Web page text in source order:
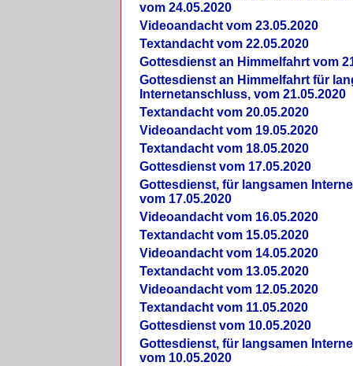
vom 24.05.2020
Videoandacht vom 23.05.2020
Textandacht vom 22.05.2020
Gottesdienst an Himmelfahrt vom
Gottesdienst an Himmelfahrt für
Internetanschluss, vom 21.05.2020
Textandacht vom 20.05.2020
Videoandacht vom 19.05.2020
Textandacht vom 18.05.2020
Gottesdienst vom 17.05.2020
Gottesdienst, für langsamen
vom 17.05.2020
Videoandacht vom 16.05.2020
Textandacht vom 15.05.2020
Videoandacht vom 14.05.2020
Textandacht vom 13.05.2020
Videoandacht vom 12.05.2020
Textandacht vom 11.05.2020
Gottesdienst vom 10.05.2020
Gottesdienst, für langsamen
vom 10.05.2020